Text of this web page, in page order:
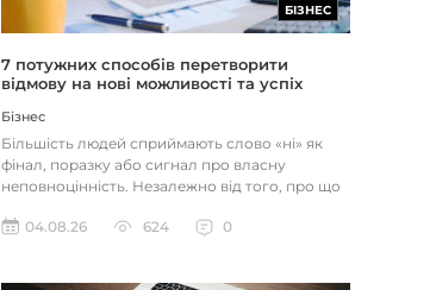
БІЗНЕС
7 потужних способів перетворити
відмову на нові можливості та успіх
Бізнес
Більшість людей сприймають слово «ні» як
фінал, поразку або сигнал про власну
неповноцінність. Незалежно від того, про що
04.08.26
624 0